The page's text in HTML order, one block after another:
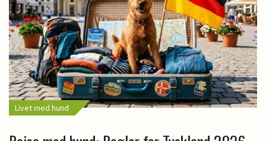
Livet med hund